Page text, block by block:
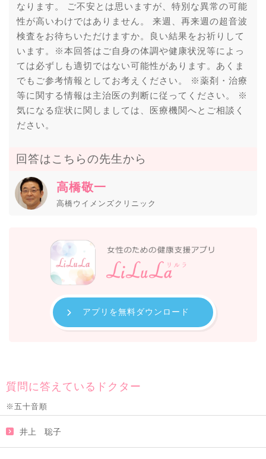
なります。 ご不安とは思いますが、特別な異常の可能
性が高いわけではありません。 来週、再来週の超音波
検査をお待ちいただけますか。良い結果をお祈りして
います。※本回答はご自身の体調や健康状況等によっ
ては必ずしも適切ではない可能性があります。あくま
でもご参考情報としてお考えください。 ※薬剤・治療
等に関する情報は主治医の判断に従ってください。 ※
気になる症状に関しましては、医療機関へとご相談く
ださい。
回答はこちらの先生から
高橋敬一
高橋ウイメンズクリニック
アプリを無料ダウンロード
質問に答えているドクター
※五十音順
井上 聡子